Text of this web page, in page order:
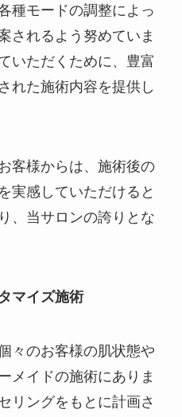
種モードの調整によっ
されるよう努めていま
いただくために、豊富
れた施術内容を提供し
客様からは、施術後の
実感していただけると
、当サロンの誇りとな
マイズ施術
々のお客様の肌状態や
メイドの施術にありま
リングをもとに計画さ